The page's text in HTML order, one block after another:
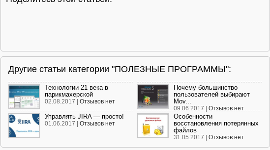
Другие статьи категории "ПОЛЕЗНЫЕ ПРОГРАММЫ":
Технологии 21 века в
парикмахерской
02.08.2017 | Отзывов нет
Почему большинство
пользователей выбирают
Mov...
09.06.2017 | Отзывов нет
Управлять JIRA — просто!
01.06.2017 | Отзывов нет
Особенности
восстановления потерянных
файлов
31.05.2017 | Отзывов нет